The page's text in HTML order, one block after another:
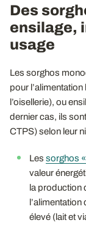
Des
ensilage,
usage
Les sorghos
pour
l’oisellerie), ou
dernier cas, ils
CTPS) selon leur
Les sorghos
valeur
la production
élevé (lait et